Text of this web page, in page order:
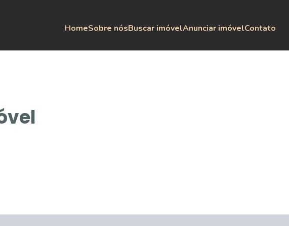
HomeSobre nósBuscar imóvelAnunciar imóvelContato